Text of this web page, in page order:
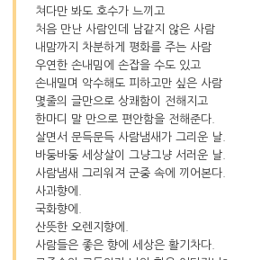
쳐다만 봐도 호수가 느끼고
처음 만난 사람인데 남같지 않은 사람
내맘까지 차분하게 평화를 주는 사람
우연한 손내밈에 손잡을 수도 있고
손내밀며 악수해도 피하고만 싶은 사람
몇줄의 글만으로 상쾌함이 전해지고
한마디 말 만으로 편안함을 전해준다.
살면서 문득문득 사람냄새가 그리운 날.
바둥바둥 세상살이 그냥그냥 서러운 날.
사람냄새 그리워져 군중 속에 끼어본다.
사과향에.
국화향에.
산뜻한 오렌지향에.
사람들은 좋은 향에 세상은 활기차다.